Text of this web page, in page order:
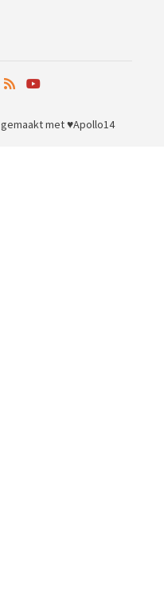
gemaakt met ♥Apollo14